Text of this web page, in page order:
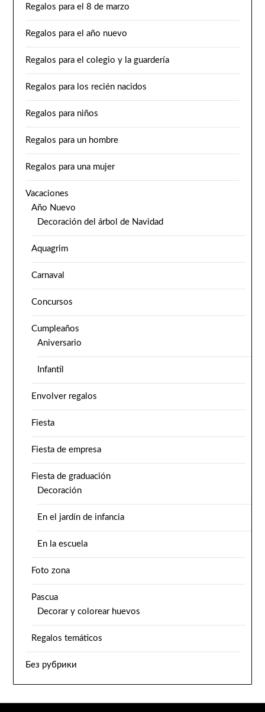
Regalos para el 8 de marzo
Regalos para el año nuevo
Regalos para el colegio y la guardería
Regalos para los recién nacidos
Regalos para niños
Regalos para un hombre
Regalos para una mujer
Vacaciones
Año Nuevo
Decoración del árbol de Navidad
Aquagrim
Carnaval
Concursos
Cumpleaños
Aniversario
Infantil
Envolver regalos
Fiesta
Fiesta de empresa
Fiesta de graduación
Decoración
En el jardín de infancia
En la escuela
Foto zona
Pascua
Decorar y colorear huevos
Regalos temáticos
Без рубрики